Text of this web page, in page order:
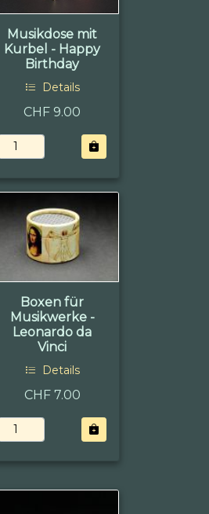
Musikdose mit
Kurbel - Happy
Birthday
Details
CHF 9.00
Boxen für
Musikwerke -
Leonardo da
Vinci
Details
CHF 7.00